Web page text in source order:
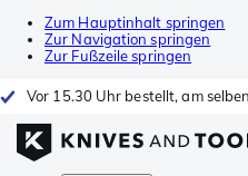
Zum Hauptinhalt springen
Zur Navigation springen
Zur Fußzeile springen
Vor 15.30 Uhr bestellt, am